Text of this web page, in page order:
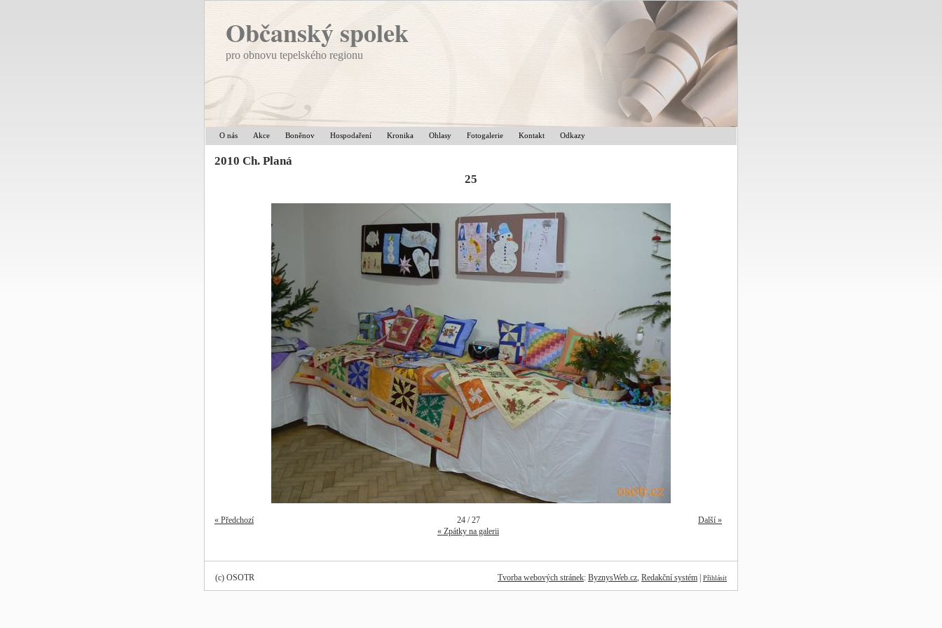
Občanský spolek
pro obnovu tepelského regionu
O nás Akce Boněnov Hospodaření Kronika Ohlasy Fotogalerie Kontakt Odkazy
2010 Ch. Planá
25
« Předchozí 24 / 27
Další »
« Zpátky na galerii
Tvorba webových stránek: ByznysWeb.cz, Redakční systém Přihlásit
(c) OSOTR